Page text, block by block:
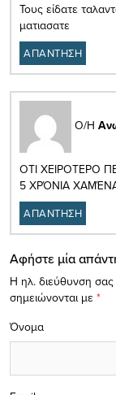
Τους είδατε
ματιασατε
ΑΠΑΝΤΗΣΗ
Ο/Η
ΟΤΙ ΧΕΙΡΟΤΕΡΟ
5 ΧΡΌΝΙΑ
ΑΠΑΝΤΗΣΗ
Αφήστε μία
Η ηλ. διεύθυνση σας
σημειώνονται με *
Όνομα